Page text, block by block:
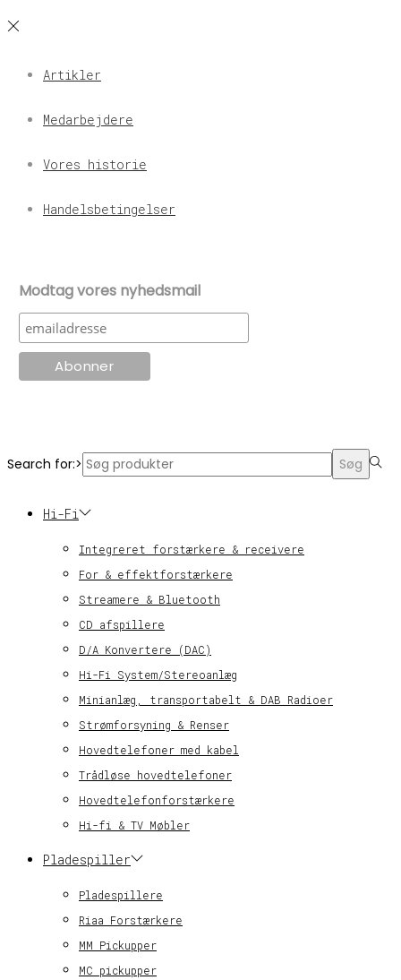
Artikler
Medarbejdere
Vores historie
Handelsbetingelser
Modtag vores nyhedsmail
Search for:> Søg
Hi-Fi
Integreret forstærkere & receivere
For & effektforstærkere
Streamere & Bluetooth
CD afspillere
D/A Konvertere (DAC)
Hi-Fi System/Stereoanlæg
Minianlæg, transportabelt & DAB Radioer
Strømforsyning & Renser
Hovedtelefoner med kabel
Trådløse hovedtelefoner
Hovedtelefonforstærkere
Hi-fi & TV Møbler
Pladespiller
Pladespillere
Riaa Forstærkere
MM Pickupper
MC pickupper